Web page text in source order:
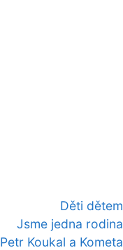
Děti dětem
Jsme jedna rodina
Petr Koukal a Kometa